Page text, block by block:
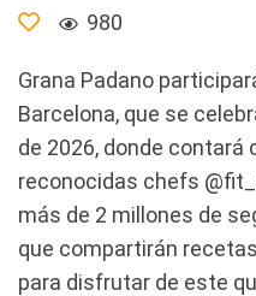
980
Grana Padano
Barcelona, que se
de 2026, donde contará
reconocidas chefs
más de 2 millones de
que compartirán
para disfrutar de este